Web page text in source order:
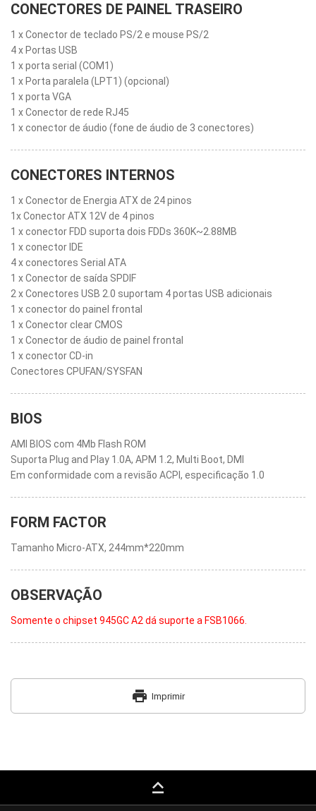
CONECTORES DE PAINEL TRASEIRO
1 x Conector de teclado PS/2 e mouse PS/2
4 x Portas USB
1 x porta serial (COM1)
1 x Porta paralela (LPT1) (opcional)
1 x porta VGA
1 x Conector de rede RJ45
1 x conector de áudio (fone de áudio de 3 conectores)
CONECTORES INTERNOS
1 x Conector de Energia ATX de 24 pinos
1x Conector ATX 12V de 4 pinos
1 x conector FDD suporta dois FDDs 360K~2.88MB
1 x conector IDE
4 x conectores Serial ATA
1 x Conector de saída SPDIF
2 x Conectores USB 2.0 suportam 4 portas USB adicionais
1 x conector do painel frontal
1 x Conector clear CMOS
1 x Conector de áudio de painel frontal
1 x conector CD-in
Conectores CPUFAN/SYSFAN
BIOS
AMI BIOS com 4Mb Flash ROM
Suporta Plug and Play 1.0A, APM 1.2, Multi Boot, DMI
Em conformidade com a revisão ACPI, especificação 1.0
FORM FACTOR
Tamanho Micro-ATX, 244mm*220mm
OBSERVAÇÃO
Somente o chipset 945GC A2 dá suporte a FSB1066.
print Imprimir
keyboard_capslock